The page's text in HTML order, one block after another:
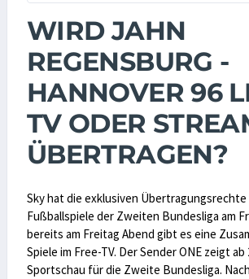
WIRD JAHN
REGENSBURG -
HANNOVER 96
TV ODER
ÜBERTRAGEN?
Sky hat die exklusiven Übertragungsrechte
Fußballspiele der Zweiten Bundesliga am
bereits am Freitag Abend gibt es eine
Spiele im Free-TV. Der Sender ONE zeigt ab
Sportschau für die Zweite Bundesliga.